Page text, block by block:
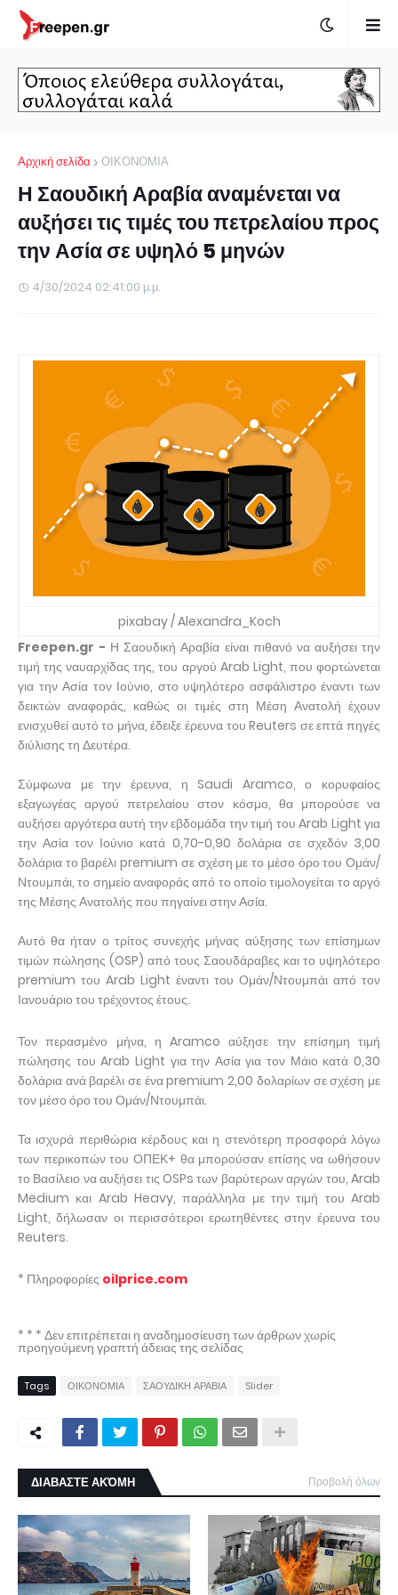
Αρχική σελίδα ΟΙΚΟΝΟΜΙΑ
Η Σαουδική Αραβία αναμένεται να
αυξήσει τις τιμές του πετρελαίου προς
την Ασία σε υψηλό 5 μηνών
4/30/2024 02:41:00 μ.μ.
pixabay / Alexandra_Koch
Freepen.gr - Η Σαουδική Αραβία είναι πιθανό να αυξήσει την
τιμή της ναυαρχίδας της, του αργού Arab Light, που φορτώνεται
για την Ασία τον Ιούνιο, στο υψηλότερο ασφάλιστρο έναντι των
δεικτών αναφοράς, καθώς οι τιμές στη Μέση Ανατολή έχουν
ενισχυθεί αυτό το μήνα, έδειξε έρευνα του Reuters σε επτά πηγές
διύλισης τη Δευτέρα.
Σύμφωνα με την έρευνα, η Saudi Aramco, ο κορυφαίος
εξαγωγέας αργού πετρελαίου στον κόσμο, θα μπορούσε να
αυξήσει αργότερα αυτή την εβδομάδα την τιμή του Arab Light για
την Ασία τον Ιούνιο κατά 0,70-0,90 δολάρια σε σχεδόν 3,00
δολάρια το βαρέλι premium σε σχέση με το μέσο όρο του Ομάν/
Ντουμπάι, το σημείο αναφοράς από το οποίο τιμολογείται το αργό
της Μέσης Ανατολής που πηγαίνει στην Ασία.
Αυτό θα ήταν ο τρίτος συνεχής μήνας αύξησης των επίσημων
τιμών πώλησης (OSP) από τους Σαουδάραβες και το υψηλότερο
premium του Arab Light έναντι του Ομάν/Ντουμπάι από τον
Ιανουάριο του τρέχοντος έτους.
Τον περασμένο μήνα, η Aramco αύξησε την επίσημη τιμή
πώλησης του Arab Light για την Ασία για τον Μάιο κατά 0,30
δολάρια ανά βαρέλι σε ένα premium 2,00 δολαρίων σε σχέση με
τον μέσο όρο του Ομάν/Ντουμπάι.
Τα ισχυρά περιθώρια κέρδους και η στενότερη προσφορά λόγω
των περικοπών του ΟΠΕΚ+ θα μπορούσαν επίσης να ωθήσουν
το Βασίλειο να αυξήσει τις OSPs των βαρύτερων αργών του, Arab
Medium και Arab Heavy, παράλληλα με την τιμή του Arab
Light, δήλωσαν οι περισσότεροι ερωτηθέντες στην έρευνα του
Reuters.
* Πληροφορίες oilprice.com
* * * Δεν επιτρέπεται η αναδημοσίευση των άρθρων χωρίς
προηγούμενη γραπτή άδειας της σελίδας
Tags ΟΙΚΟΝΟΜΙΑ ΣΑΟΥΔΙΚΗ ΑΡΑΒΙΑ Slider
ΔΙΑΒΑΣΤΕ ΑΚΌΜΗ Προβολή όλων